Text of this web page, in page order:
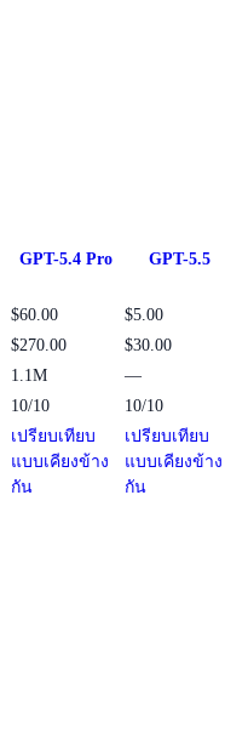
GPT-5.4 Pro GPT-5.5
$60.00
$5.00
$270.00
$30.00
1.1M
—
10/10
10/10
เปรียบเทียบ
แบบเคียงข้าง
กัน
เปรียบเทียบ
แบบเคียงข้าง
กัน